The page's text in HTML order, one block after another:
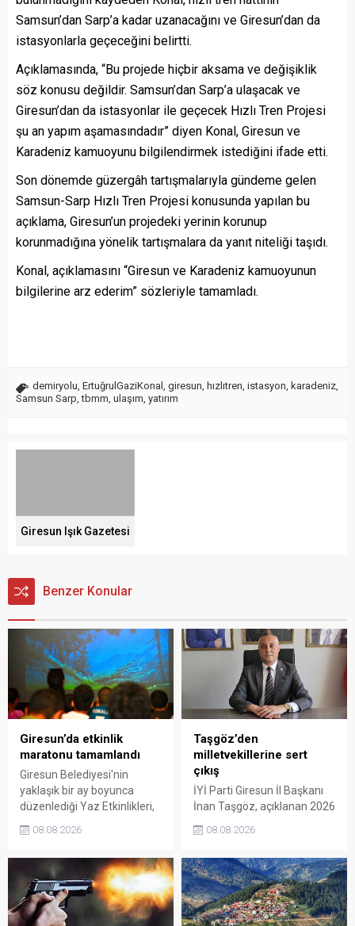
Samsun’dan Sarp’a kadar uzanacağını ve Giresun’dan da
istasyonlarla geçeceğini belirtti.
Açıklamasında, “Bu projede hiçbir aksama ve değişiklik
söz konusu değildir. Samsun’dan Sarp’a ulaşacak ve
Giresun’dan da istasyonlar ile geçecek Hızlı Tren Projesi
şu an yapım aşamasındadır” diyen Konal, Giresun ve
Karadeniz kamuoyunu bilgilendirmek istediğini ifade etti.
Son dönemde güzergâh tartışmalarıyla gündeme gelen
Samsun-Sarp Hızlı Tren Projesi konusunda yapılan bu
açıklama, Giresun’un projedeki yerinin korunup
korunmadığına yönelik tartışmalara da yanıt niteliği taşıdı.
Konal, açıklamasını “Giresun ve Karadeniz kamuoyunun
bilgilerine arz ederim” sözleriyle tamamladı.
demiryolu, ErtuğrulGaziKonal , giresun, hızlıtren, istasyon, karadeniz,
Samsun Sarp,tbmm, ulaşım, yatırım
Giresun Işık Gazetesi
Benzer Konular
Giresun’da etkinlik
maratonu tamamlandı
Giresun Belediyesi'nin
yaklaşık bir ay boyunca
düzenlediği Yaz Etkinlikleri,
binlerce vatandaşı kültür,
sanat ve eğlenceyle
organizasyonun ardından
Kadın El Emeği Pazarı'nın
süresi de 16 Ağustos'a
kadar uzatıldı.
08.08.2026
Taşgöz’den
milletvekillerine sert
çıkış
İYİ Parti Giresun İl Başkanı
İnan Taşgöz, açıklanan 2026
yılı fındık alım fiyatı
üzerinden iktidar
eleştirdi. Taşgöz, üreticinin
emeğinin karşılığını
alamadığını savunarak,
Giresun milletvekillerini
08.08.2026